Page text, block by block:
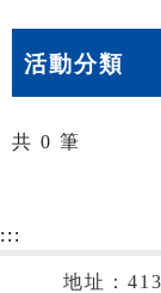
活動分類
共 0 筆
:::
地址：